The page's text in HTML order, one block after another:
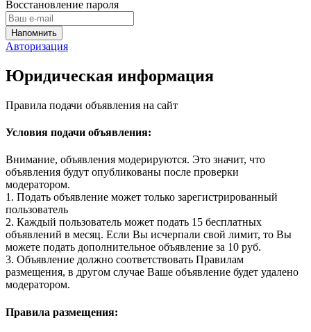
Восстановление пароля
Авторизация
Юридическая информация
Правила подачи объявления на сайт
Условия подачи объявления:
Внимание, объявления модерируются. Это значит, что
объявления будут опубликованы после проверки
модератором.
1. Подать объявление может только зарегистрированный
пользователь
2. Каждый пользователь может подать 15 бесплатных
объявлений в месяц. Если Вы исчерпали свой лимит, то Вы
можете подать дополнительное объявление за 10 руб.
3. Объявление должно соответствовать Правилам
размещения, в другом случае Ваше объявление будет удалено
модератором.
Правила размещения: